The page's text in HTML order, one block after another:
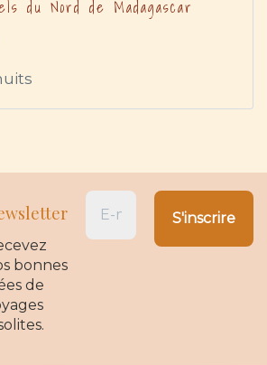
du Nord de Madagascar
bonnes
de